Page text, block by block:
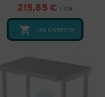
215,85 € + IVA
 ¡AL CARRITO!